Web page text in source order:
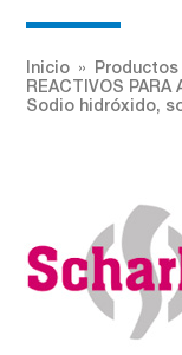
Inicio
REACTIVOS PARA
Sodio hidróxido,